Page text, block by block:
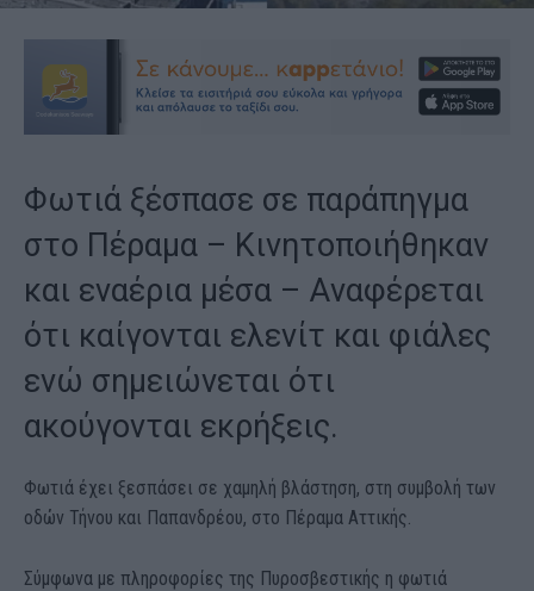
Φωτιά ξέσπασε σε παράπηγμα
στο Πέραμα – Κινητοποιήθηκαν
και εναέρια μέσα – Aναφέρεται
ότι καίγονται ελενίτ και φιάλες
ενώ σημειώνεται ότι
ακούγονται εκρήξεις.
Φωτιά έχει ξεσπάσει σε χαμηλή βλάστηση, στη συμβολή των
οδών Τήνου και Παπανδρέου, στο Πέραμα Αττικής.
Σύμφωνα με πληροφορίες της Πυροσβεστικής η φωτιά